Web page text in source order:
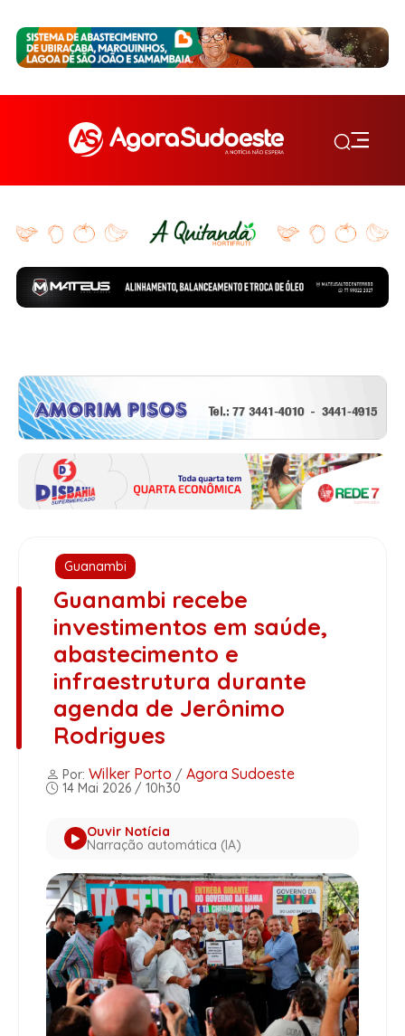
Guanambi
Guanambi recebe
investimentos em saúde,
abastecimento e
infraestrutura durante
agenda de Jerônimo
Rodrigues
Por: Wilker Porto / Agora Sudoeste
14 Mai 2026 / 10h30
Ouvir Notícia
Narração automática (IA)